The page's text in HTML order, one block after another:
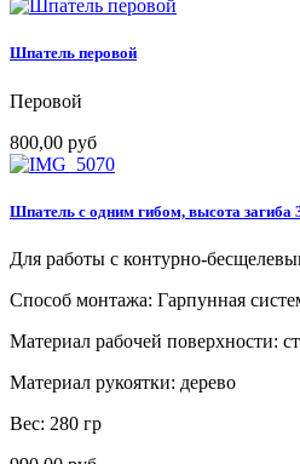
Шпатель перовой
Перовой
800,00 руб
Шпатель с одним гибом, высота загиба
Для работы с контурно-
Способ монтажа: Гарпунная
Материал рабочей поверхности:
Материал рукоятки: дерево
Вес: 280 гр